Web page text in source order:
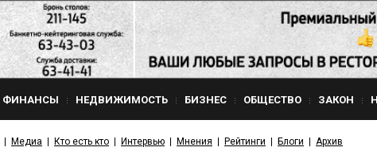
ФИНАНСЫ НЕДВИЖИМОСТЬ БИЗНЕС ОБЩЕСТВО ЗАКОН
Медиа Кто есть кто Интервью Мнения Рейтинги Блоги Архив